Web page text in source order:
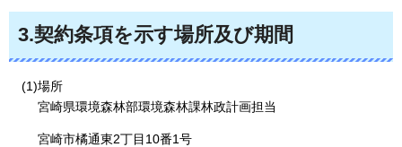
3.契約条項を示す場所及び期間
(1)場所
宮崎県環境森林部環境森林課林政計画担当
宮崎市橘通東2丁目10番1号